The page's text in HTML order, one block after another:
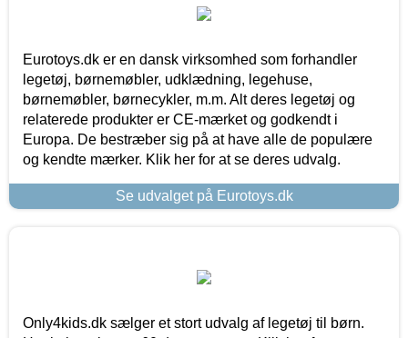
Eurotoys.dk er en dansk virksomhed som forhandler
legetøj, børnemøbler, udklædning, legehuse,
børnemøbler, børnecykler, m.m. Alt deres legetøj og
relaterede produkter er CE-mærket og godkendt i
Europa. De bestræber sig på at have alle de populære
og kendte mærker. Klik her for at se deres udvalg.
Se udvalget på Eurotoys.dk
Only4kids.dk sælger et stort udvalg af legetøj til børn.